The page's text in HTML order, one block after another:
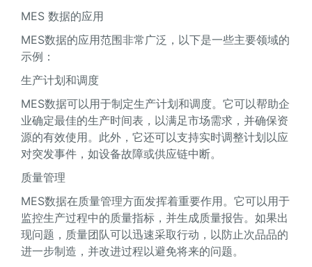
MES 数据的应用
MES数据的应用范围非常广泛，以下是一些主要领域的
示例：
生产计划和调度
MES数据可以用于制定生产计划和调度。它可以帮助企
业确定最佳的生产时间表，以满足市场需求，并确保资
源的有效使用。此外，它还可以支持实时调整计划以应
对突发事件，如设备故障或供应链中断。
质量管理
MES数据在质量管理方面发挥着重要作用。它可以用于
监控生产过程中的质量指标，并生成质量报告。如果出
现问题，质量团队可以迅速采取行动，以防止次品品的
进一步制造，并改进过程以避免将来的问题。